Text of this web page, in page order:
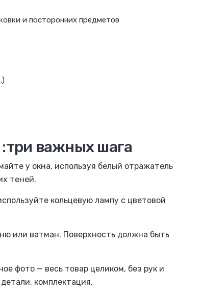
и посторонних предметов
:три важных шага
у окна, используя белый отражатель
теней.
кольцевую лампу с цветовой
или ватман. Поверхность должна быть
фото — весь товар целиком, без рук и
комплектация.